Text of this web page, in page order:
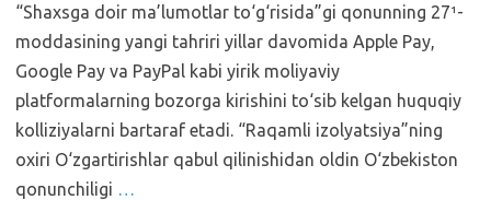
“Shaxsga doir ma’lumotlar to‘g‘risida”gi qonunning 27¹-
moddasining yangi tahriri yillar davomida Apple Pay,
Google Pay va PayPal kabi yirik moliyaviy
platformalarning bozorga kirishini to‘sib kelgan huquqiy
kolliziyalarni bartaraf etadi. “Raqamli izolyatsiya”ning
oxiri O‘zgartirishlar qabul qilinishidan oldin O‘zbekiston
qonunchiligi …